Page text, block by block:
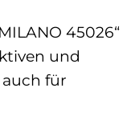
45026“
und
für